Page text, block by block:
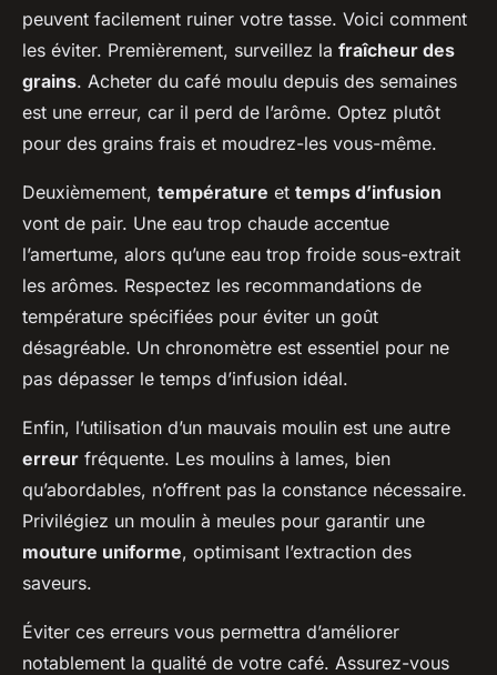
peuvent facilement ruiner votre tasse. Voici comment
les éviter. Premièrement, surveillez la fraîcheur des
grains. Acheter du café moulu depuis des semaines
est une erreur, car il perd de l’arôme. Optez plutôt
pour des grains frais et moudrez-les vous-même.
Deuxièmement, température et temps d’infusion
vont de pair. Une eau trop chaude accentue
l’amertume, alors qu’une eau trop froide sous-extrait
les arômes. Respectez les recommandations de
température spécifiées pour éviter un goût
désagréable. Un chronomètre est essentiel pour ne
pas dépasser le temps d’infusion idéal.
Enfin, l’utilisation d’un mauvais moulin est une autre
erreur fréquente. Les moulins à lames, bien
qu’abordables, n’offrent pas la constance nécessaire.
Privilégiez un moulin à meules pour garantir une
mouture uniforme, optimisant l’extraction des
saveurs.
Éviter ces erreurs vous permettra d’améliorer
notablement la qualité de votre café. Assurez-vous